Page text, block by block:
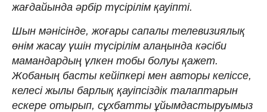
жағдайында әрбір түсірілім қауіпті.
Шын мәнісінде, жоғары сапалы телевизиялық
өнім жасау үшін түсірілім алаңында кәсіби
мамандардың үлкен тобы болуы қажет.
Жобаның басты кейіпкері мен авторы келіссе,
келесі жылы барлық қауіпсіздік талаптарын
ескере отырып, сұхбатты ұйымдастыруымыз